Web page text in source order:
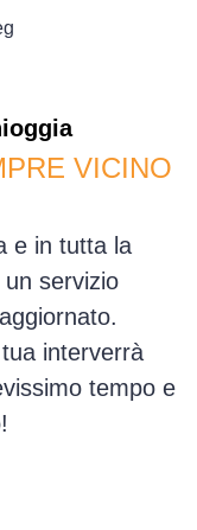
VICINO
e in tutta la
servizio
interverrà
tempo e